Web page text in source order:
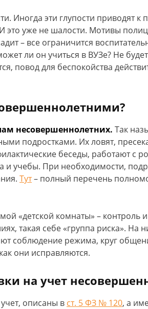
Иногда эти глупости приводят к
это уже не шалости. Мотивы
– все ограничится
ли он учиться в ВУЗе? Не
повод для беспокойства
несовершеннолетних. Так
подростками. Их ловят,
беседы, работают с
и учебы. При необходимости,
Тут– полный перечень
«детской комнаты» – контроль
такая себе «группа риска». На
соблюдение режима, круг
они исправляются.
на учет
учет, описаны в ст. 5 ФЗ № 120, а